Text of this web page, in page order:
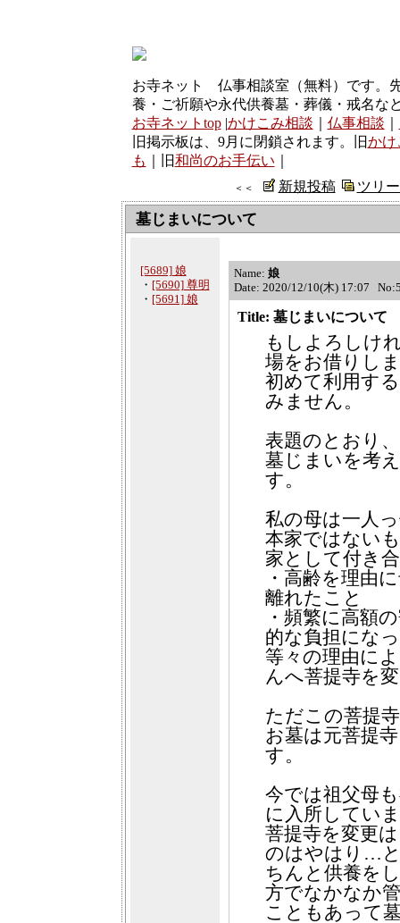
お寺ネット 仏事相談室（無料）です。
養・ご祈願や永代供養墓・葬儀・戒名な
お寺ネットtop|かけこみ相談 仏事相談
旧掲示板は、9月に閉鎖されます。旧かけ
も ｜旧和尚のお手伝い
＜＜ 新規投稿 ツリ
墓じまいについて
[5689] 娘
・ [5690] 尊明
・ [5691] 娘
Name: 娘
Date: 2020/12/10(木) 17:07
Title: 墓じまいについて
もしよろしけ
場をお借りし
初めて利用す
みません。
表題のとおり
墓じまいを考
す。
私の母は一人
本家ではない
家として付き
・高齢を理由
離れたこと
・頻繁に高額
的な負担にな
等々の理由に
んへ菩提寺を
ただこの菩提
お墓は元菩提
す。
今では祖父母
に入所してい
菩提寺を変更
のはやはり…
ちんと供養を
方でなかなか
こともあって